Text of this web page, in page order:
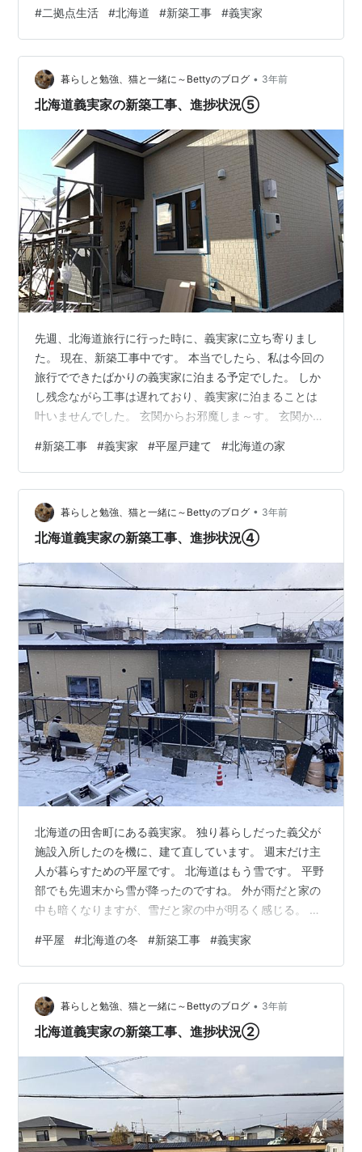
った、レトロなサイドボード（デカい、重たい）をキッ
チンの戸棚がわりに使うようですね。 古い家のキッチン
には小さな茶箪笥しかなかったので、それは処分したの
でしょう。 リンク お仏壇 お仏壇が置かれています。 古
い家にあった時には、とても大きく感じたお仏壇です
#二拠点生活 #北海道 #新築工事 #義実家
暮らしと勉強、猫と一緒に～Bettyのブログ • 3年前
北海道義実家の新築工事、進捗状況⑤
先週、北海道旅行に行った時に、義実家に立ち寄りまし
た。 現在、新築工事中です。 本当でしたら、私は今回の
旅行でできたばかりの義実家に泊まる予定でした。 しか
し残念ながら工事は遅れており、義実家に泊まることは
叶いませんでした。 玄関からお邪魔しま～す。 玄関から
はセントラルヒーティングです。 玄関やトイレも暖かい
です。 www.betty0918.biz キッチンのコンロはガスでは
なくIHクッキングヒーターです。 なぜなら、義実家は都
市ガスではなくプロパンガスなので、ガス代がすごく高
いのです。 他の部屋もほぼ内装は仕上がっています。 収
#新築工事 #義実家 #平屋戸建て #北海道の家
暮らしと勉強、猫と一緒に～Bettyのブログ • 3年前
北海道義実家の新築工事、進捗状況④
北海道の田舎町にある義実家。 独り暮らしだった義父が
施設入所したのを機に、建て直しています。 週末だけ主
人が暮らすための平屋です。 北海道はもう雪です。 平野
部でも先週末から雪が降ったのですね。 外が雨だと家の
中も暗くなりますが、雪だと家の中が明るく感じる。 新
整いつつあります。 お風呂は？ 洗面所は？ 本当だった
ら、私が北海道に行く頃には完成の予定だったのです
が。 これはとても間に合いそうにありません。 リンク
にほんブログ村 北海道、寒そうだな。 防寒対策しっかり
していかなくては。 先週の金沢も寒かった。
#平屋 #北海道の冬 #新築工事 #義実家
暮らしと勉強、猫と一緒に～Bettyのブログ • 3年前
北海道義実家の新築工事、進捗状況②